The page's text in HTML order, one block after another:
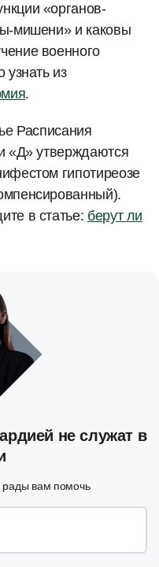
«органов-
мишени» и каковы
военного
узнать из
.
Расписания
«Д» утверждаются
гипотиреозе
в статье: берут ли
не служат в
вам помочь